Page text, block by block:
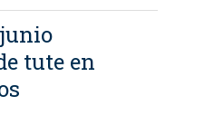
junio
tute en